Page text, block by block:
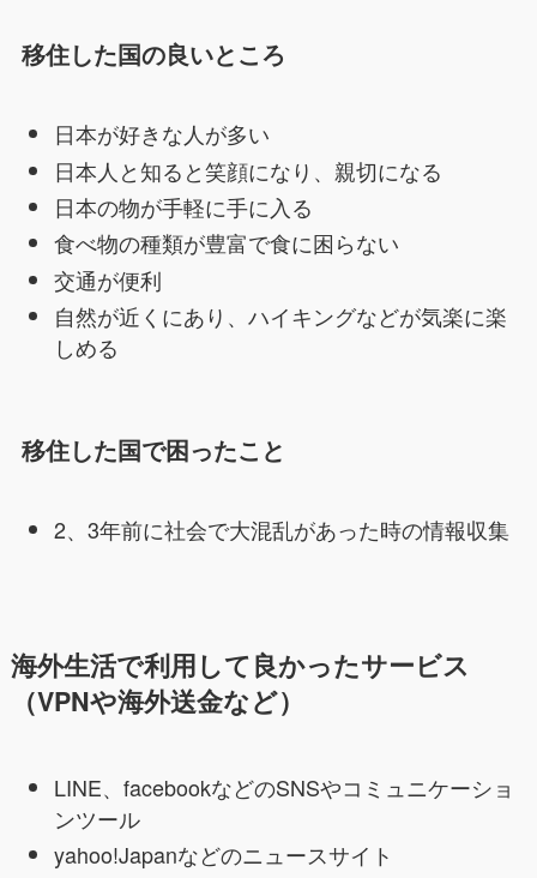
移住した国の良いところ
日本が好きな人が多い
日本人と知ると笑顔になり、親切になる
日本の物が手軽に手に入る
食べ物の種類が豊富で食に困らない
交通が便利
自然が近くにあり、ハイキングなどが気楽に楽
しめる
移住した国で困ったこと
2、3年前に社会で大混乱があった時の情報収集
海外生活で利用して良かったサービス
（VPNや海外送金など）
LINE、facebookなどのSNSやコミュニケーショ
ンツール
yahoo!Japanなどのニュースサイト